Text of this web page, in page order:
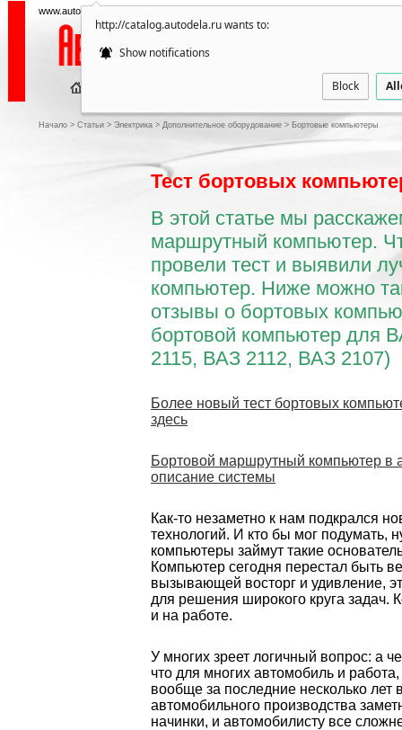
http://catalog.autodela.ru wants to:
Show notifications
Block
www.autodela.ru — все об автозапчастях и дополнительных аксессуарах
Начало > Статьи > Электрика > Дополнительное оборудование > Бортовые компьютеры
Тест бортовых
В этой статье мы
маршрутный компьютер.
провели тест и выявили
компьютер. Ниже можно
отзывы о бортовых
бортовой компьютер для
2115, ВАЗ 2112, ВАЗ 2107)
Более новый тест бортовых
здесь
Бортовой маршрутный компьютер в
описание системы
Как-то незаметно к нам подкрался
технологий. И кто бы мог подумать,
компьютеры займут такие
Компьютер сегодня перестал быть
вызывающей восторг и удивление,
для решения широкого круга
и на работе.
У многих зреет логичный вопрос: а
что для многих автомобиль и
вообще за последние несколько лет
автомобильного производства
начинки, и автомобилисту все